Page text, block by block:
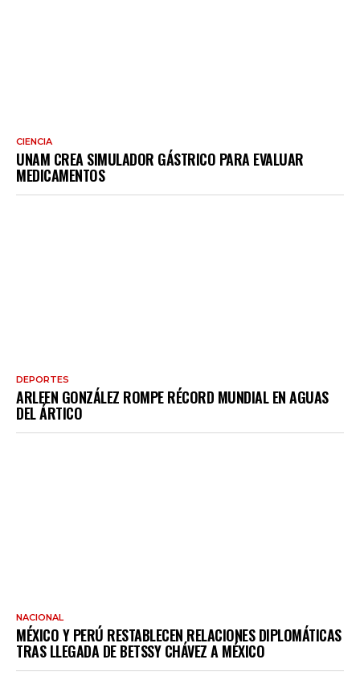
CIENCIA
UNAM CREA SIMULADOR GÁSTRICO PARA EVALUAR
MEDICAMENTOS
DEPORTES
ARLEEN GONZÁLEZ ROMPE RÉCORD MUNDIAL EN AGUAS
DEL ÁRTICO
NACIONAL
MÉXICO Y PERÚ RESTABLECEN RELACIONES DIPLOMÁTICAS
TRAS LLEGADA DE BETSSY CHÁVEZ A MÉXICO